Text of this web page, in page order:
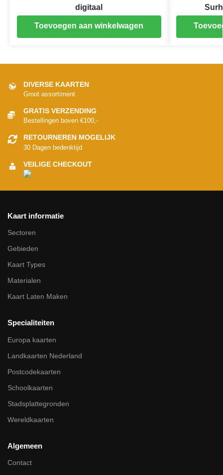
digitaal
Toevoegen aan winkelwagen
DIVERSE KAARTEN
Groot assortiment
GRATIS VERZENDING
Bestellingen boven €100,-
RETOURNEREN MOGELIJK
30 Dagen bedenktijd
VEILIGE CHECKOUT
Kaart informatie
Sectoren
Gebieden
Kaart Types
Materialen
Kaart Laten Maken
Specialiteiten
Europa kaarten
Landkaarten Nederland
Postcodekaarten
Schoolkaarten
Stadsplattegronden
Wereldkaarten
Algemeen
Contact